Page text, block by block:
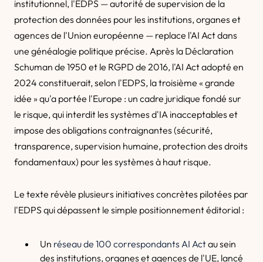
institutionnel, l'EDPS — autorité de supervision de la
protection des données pour les institutions, organes et
agences de l'Union européenne — replace l'AI Act dans
une généalogie politique précise. Après la Déclaration
Schuman de 1950 et le RGPD de 2016, l'AI Act adopté en
2024 constituerait, selon l'EDPS, la troisième « grande
idée » qu'a portée l'Europe : un cadre juridique fondé sur
le risque, qui interdit les systèmes d'IA inacceptables et
impose des obligations contraignantes (sécurité,
transparence, supervision humaine, protection des droits
fondamentaux) pour les systèmes à haut risque.
Le texte révèle plusieurs initiatives concrètes pilotées par
l'EDPS qui dépassent le simple positionnement éditorial :
Un réseau de 100 correspondants AI Actau sein
des institutions, organes et agences de l'UE, lancé